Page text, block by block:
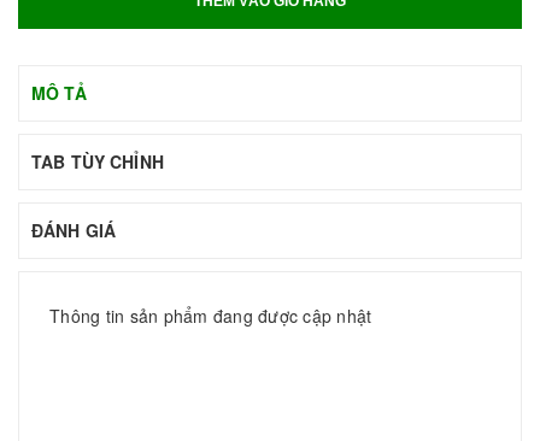
MÔ TẢ
TAB TÙY CHỈNH
ĐÁNH GIÁ
Thông tin sản phẩm đang được cập nhật